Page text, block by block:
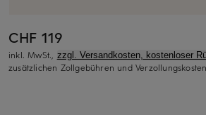
CHF 119
inkl. MwSt., zzgl. Versandkosten, kostenloser
zusätzlichen Zollgebühren und Verzollungskosten